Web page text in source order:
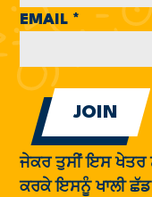
EMAIL *
ਜੇਕਰ ਤੁਸੀਂ ਇਸ ਖੇਤਰ
ਕਰਕੇ ਇਸਨੂੰ ਖਾਲੀ ਛੱਡ